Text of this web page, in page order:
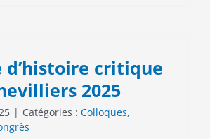
d’histoire critique
2025
| Catégories : Colloques,